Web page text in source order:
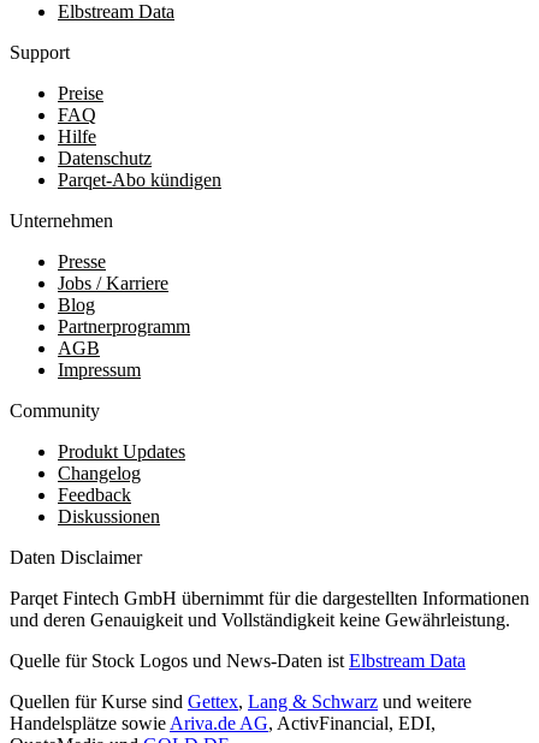
Elbstream Data
Support
Preise
FAQ
Hilfe
Datenschutz
Parqet-Abo kündigen
Unternehmen
Presse
Jobs / Karriere
Blog
Partnerprogramm
AGB
Impressum
Community
Produkt Updates
Changelog
Feedback
Diskussionen
Daten Disclaimer
Parqet Fintech GmbH übernimmt für die dargestellten Informationen
und deren Genauigkeit und Vollständigkeit keine Gewährleistung.
Quelle für Stock Logos und News-Daten ist Elbstream Data
Quellen für Kurse sind Gettex, Lang & Schwarz und weitere
Handelsplätze sowie Ariva.de AG, ActivFinancial, EDI,